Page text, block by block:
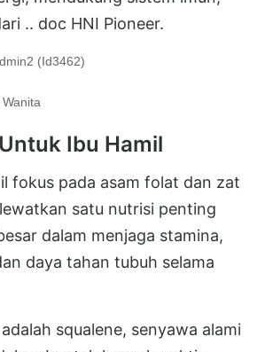
.. doc HNI Pioneer.
(Id3462)
Ibu Hamil
fokus pada asam folat dan zat
satu nutrisi penting
dalam menjaga stamina,
daya tahan tubuh selama
squalene, senyawa alami